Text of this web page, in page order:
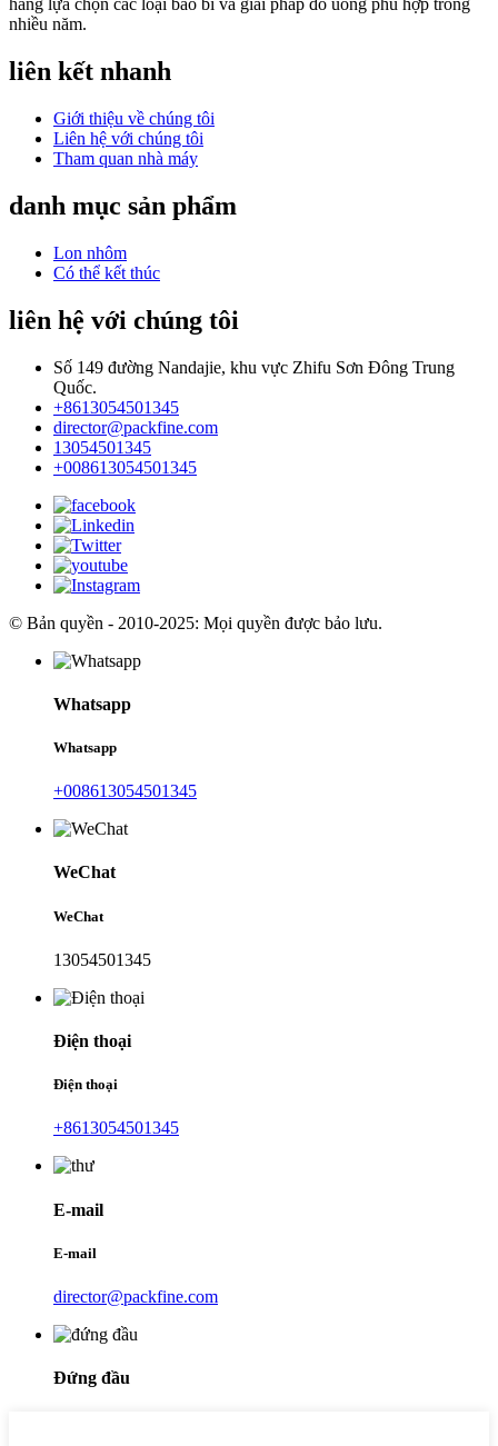
hàng lựa chọn các loại bao bì và giải pháp đồ uống phù hợp trong
nhiều năm.
liên kết nhanh
Giới thiệu về chúng tôi
Liên hệ với chúng tôi
Tham quan nhà máy
danh mục sản phẩm
Lon nhôm
Có thể kết thúc
liên hệ với chúng tôi
Số 149 đường Nandajie, khu vực Zhifu Sơn Đông Trung
Quốc.
+8613054501345
director@packfine.com
13054501345
+008613054501345
© Bản quyền - 2010-2025: Mọi quyền được bảo lưu.
Whatsapp
Whatsapp
+008613054501345
WeChat
WeChat
13054501345
Điện thoại
Điện thoại
+8613054501345
E-mail
E-mail
director@packfine.com
Đứng đầu